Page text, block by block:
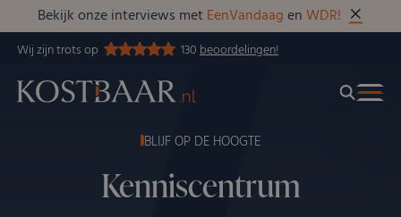
Bekijk onze interviews met EenVandaagenWDR!
Wij zijn trots op 130beoordelingen!
BLIJF OP DE HOOGTE
Kenniscentrum